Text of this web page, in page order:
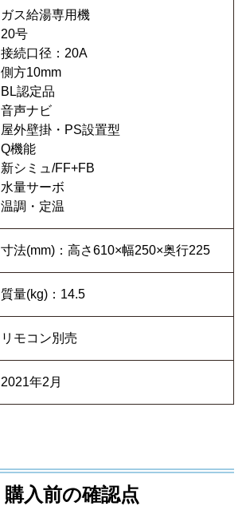
ガス給湯専用機
20号
接続口径：20A
側方10mm
BL認定品
音声ナビ
屋外壁掛・PS設置型
Q機能
新シミュ/FF+FB
水量サーボ
温調・定温
寸法(mm)：高さ610×幅250×奥行225
質量(kg)：14.5
リモコン別売
2021年2月
購入前の確認点